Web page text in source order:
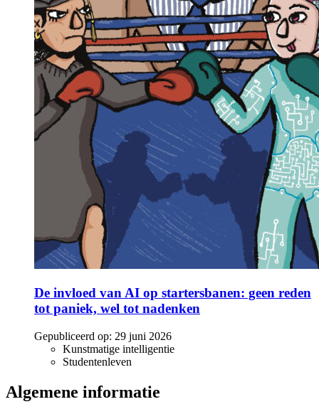
De invloed van AI op startersbanen: geen reden
tot paniek, wel tot nadenken
Gepubliceerd op: 29 juni 2026
Kunstmatige intelligentie
Studentenleven
Algemene informatie